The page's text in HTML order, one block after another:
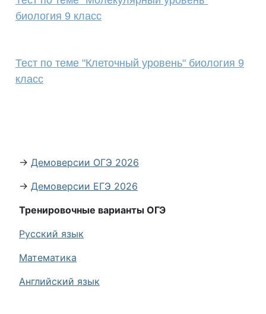
биология 9 класс
Тест по теме "Клеточный уровень" биология 9
класс
→ Демоверсии ОГЭ 2026
→ Демоверсии ЕГЭ 2026
Тренировочные варианты ОГЭ
Русский язык
Математика
Английский язык